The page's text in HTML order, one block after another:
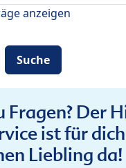
anzeigen
Fragen? Der
ist für
Liebling da!